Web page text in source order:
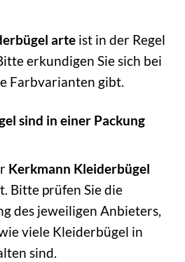
arte ist in der Regel
erkundigen Sie sich bei
Farbvarianten gibt.
sind in einer Packung
Kerkmann Kleiderbügel
Bitte prüfen Sie die
des jeweiligen Anbieters,
viele Kleiderbügel in
sind.